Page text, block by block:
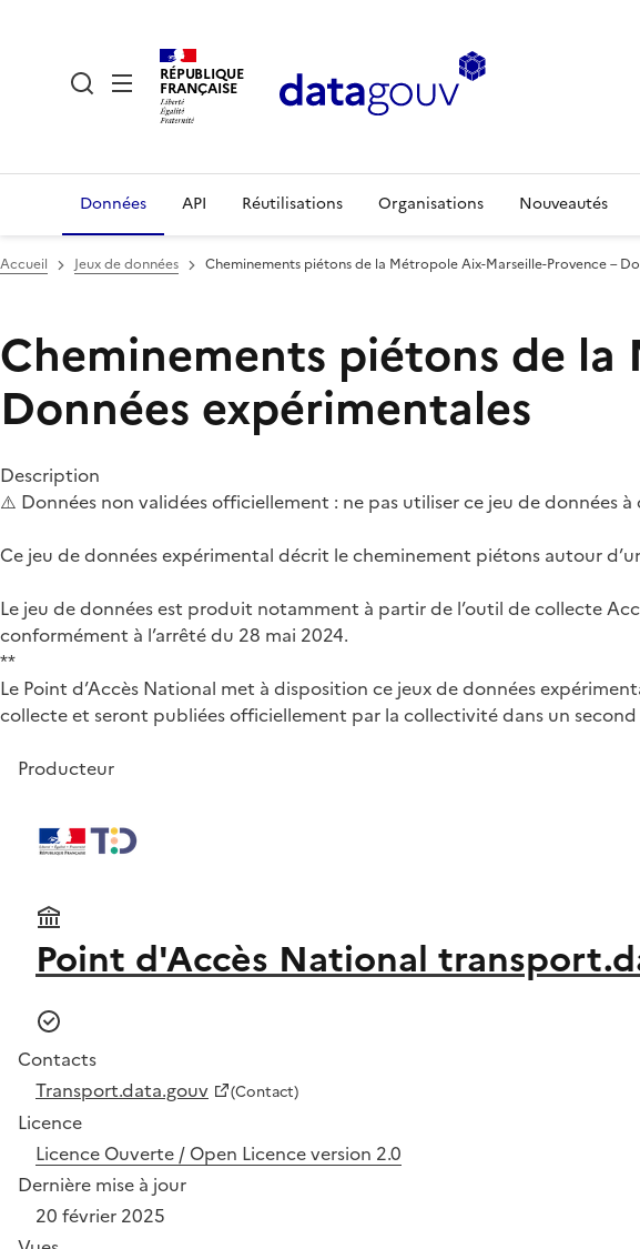
RÉPUBLIQUE
FRANÇAISE
Données API Réutilisations Organisations Nouveautés
Accueil Jeux de données Cheminements piétons de la Métropole Aix-Marseille-Provence –
Cheminements piétons de la
Données expérimentales
Description
⚠️ Données non validées officiellement : ne pas utiliser ce jeu de données
Ce jeu de données expérimental décrit le cheminement piétons autour
Le jeu de données est produit notamment à partir de l’outil de collecte
conformément à l’arrêté du 28 mai 2024.
**
Le Point d’Accès National met à disposition ce jeux de données
collecte et seront publiées officiellement par la collectivité dans un
Producteur
Point d'Accès National
Contacts
Transport.data.gouv
(Contact)
Licence
Licence Ouverte / Open Licence version 2.0
Dernière mise à jour
20 février 2025